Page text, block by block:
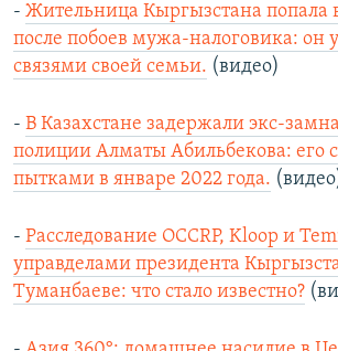
- Жительница Кыргызстана попала
после побоев мужа-налоговика: он
связями своей семьи. (видео)
- В Казахстане задержали экс-
полиции Алматы Абильбекова: его
пытками в январе 2022 года.
- Расследование OCCRP, Kloop и
управделами президента
Туманбаеве: что стало известно?